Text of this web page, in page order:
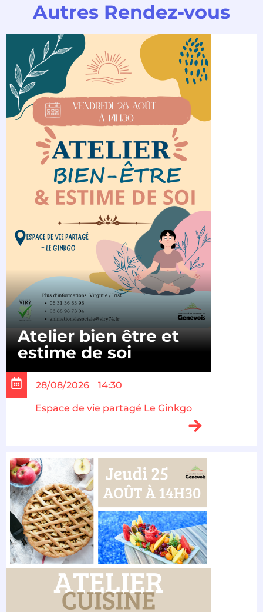
Autres Rendez-vous
Atelier bien être et
estime de soi
28/08/2026 14:30
Espace de vie partagé Le Ginkgo